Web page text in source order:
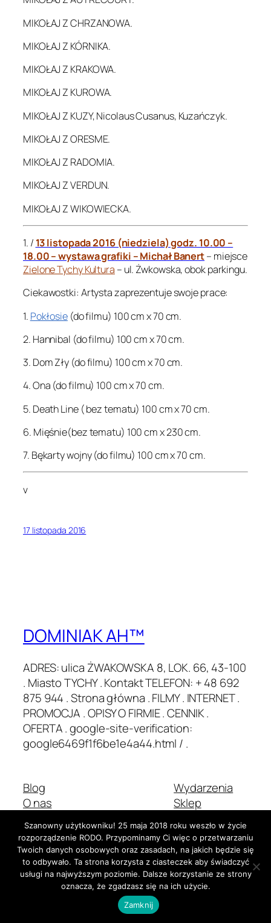
MIKOŁAJ Z CHRZANOWA.
MIKOŁAJ Z KÓRNIKA.
MIKOŁAJ Z KRAKOWA.
MIKOŁAJ Z KUROWA.
MIKOŁAJ Z KUZY, Nicolaus Cusanus, Kuzańczyk.
MIKOŁAJ Z ORESME.
MIKOŁAJ Z RADOMIA.
MIKOŁAJ Z VERDUN.
MIKOŁAJ Z WIKOWIECKA.
1. / 13 listopada 2016 (niedziela) godz. 10.00 –
18.00 – wystawa grafiki – Michał Banert– miejsce
Zielone Tychy Kultura – ul. Żwkowska, obok parkingu.
Ciekawostki: Artysta zaprezentuje swoje prace:
1. Pokłosie(do filmu) 100 cm x 70 cm.
2. Hannibal (do filmu) 100 cm x 70 cm.
3. Dom Zły (do filmu) 100 cm x 70 cm.
4. Ona (do filmu) 100 cm x 70 cm.
5. Death Line ( bez tematu) 100 cm x 70 cm.
6. Mięśnie(bez tematu) 100 cm x 230 cm.
7. Bękarty wojny (do filmu) 100 cm x 70 cm.
v
17 listopada 2016
DOMINIAK AH™
ADRES: ulica ŻWAKOWSKA 8, LOK. 66, 43-100
. Miasto TYCHY . Kontakt TELEFON: + 48 692
875 944 . Strona główna . FILMY . INTERNET .
PROMOCJA . OPISY O FIRMIE . CENNIK .
OFERTA . google-site-verification:
google6469f1f6be1e4a44.html / .
Blog
O nas
Autorzy
Wydarzenia
Sklep
Motywy
Dwadzieścia Dwadzieścia-Pięć Stworzone zWordPress
Szanowny użytkowniku! 25 maja 2018 roku weszło w życie
rozporządzenie RODO. Przypominamy Ci więc o przetwarzaniu
Twoich danych osobowych oraz zasadach, na jakich będzie się
to odbywało. Ta strona korzysta z ciasteczek aby świadczyć
usługi na najwyższym poziomie. Dalsze korzystanie ze strony
oznacza, że zgadzasz się na ich użycie.
Zamknij